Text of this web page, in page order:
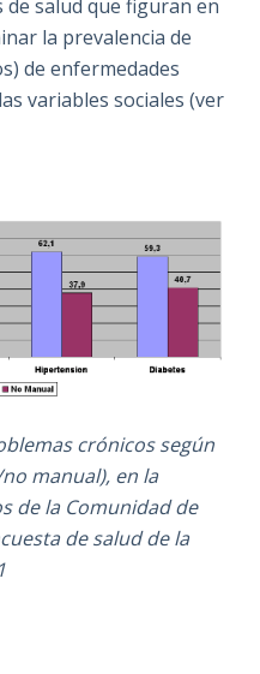
salud que figuran en
la prevalencia de
de enfermedades
variables sociales (ver
crónicos según
manual), en la
de la Comunidad de
de salud de la